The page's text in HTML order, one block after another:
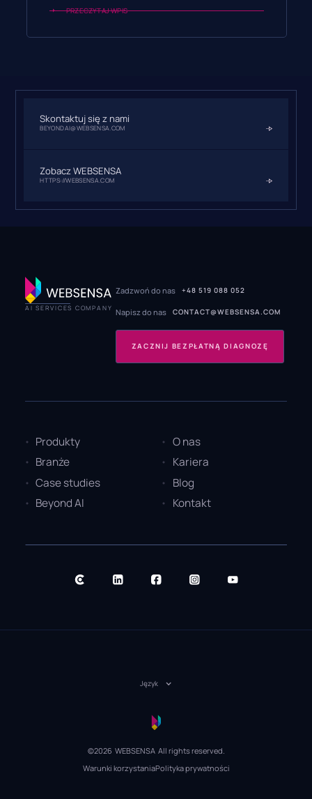
PRZECZYTAJ WPIS
Skontaktuj się z nami
BEYONDAI@WEBSENSA.COM
Zobacz WEBSENSA
HTTPS://WEBSENSA.COM
AI SERVICES COMPANY
Zadzwoń do nas +48 519 088 052
Napisz do nas CONTACT@WEBSENSA.COM
ZACZNIJ BEZPŁATNĄ DIAGNOZĘ
Produkty
Branże
Case studies
Beyond AI
O nas
Kariera
Blog
Kontakt
Język
©2026 WEBSENSA All rights reserved.
Warunki korzystaniaPolityka prywatności